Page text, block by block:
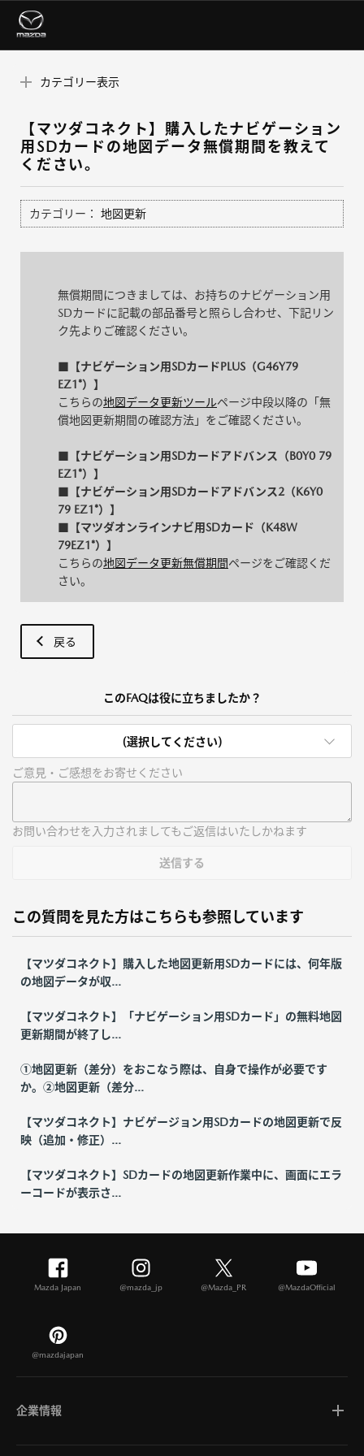
カテゴリー表示
【マツダコネクト】購入したナビゲーション
用SDカードの地図データ無償期間を教えて
ください。
カテゴリー： 地図更新
無償期間につきましては、お持ちのナビゲーション用
SDカードに記載の部品番号と照らし合わせ、下記リン
ク先よりご確認ください。
■【ナビゲーション用SDカードPLUS（G46Y79
EZ1*）】
こちらの地図データ更新ツールページ中段以降の「無
償地図更新期間の確認方法」をご確認ください。
■【ナビゲーション用SDカードアドバンス（B0Y0 79
EZ1*）】
■【ナビゲーション用SDカードアドバンス2（K6Y0
79 EZ1*）】
■【マツダオンラインナビ用SDカード（K48W
79EZ1*）】
こちらの地図データ更新無償期間ページをご確認くだ
さい。
戻る
このFAQは役に立ちましたか？
(選択してください)
ご意見・ご感想をお寄せください
お問い合わせを入力されましてもご返信はいたしかねます
送信する
この質問を見た方はこちらも参照しています
【マツダコネクト】購入した地図更新用SDカードには、何年版
の地図データが収...
【マツダコネクト】「ナビゲーション用SDカード」の無料地図
更新期間が終了し...
①地図更新（差分）をおこなう際は、自身で操作が必要です
か。②地図更新（差分...
【マツダコネクト】ナビゲージョン用SDカードの地図更新で反
映（追加・修正）...
【マツダコネクト】SDカードの地図更新作業中に、画面にエラ
ーコードが表示さ...
Mazda Japan @mazda_jp @Mazda_PR @MazdaOfficial
@mazdajapan
企業情報